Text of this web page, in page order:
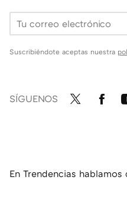
Suscribiéndote aceptas nuestra
SÍGUENOS
En Trendencias hablamos